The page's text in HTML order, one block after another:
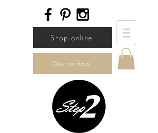
Shop online
Ons verhaal